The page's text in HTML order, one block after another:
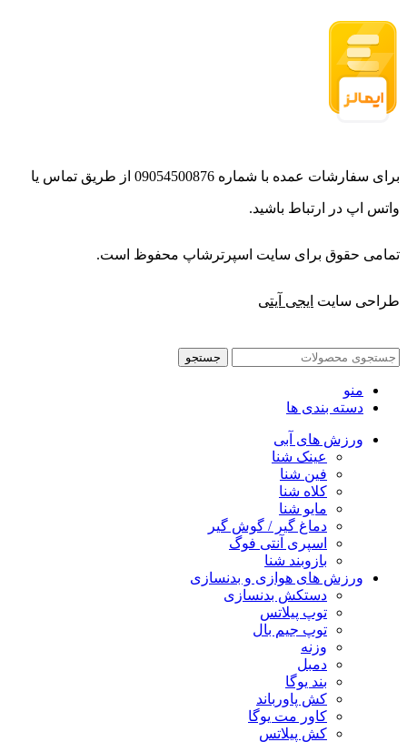
برای سفارشات عمده با شماره 09054500876 از طریق تماس یا
واتس اپ در ارتباط باشید.
تمامی حقوق برای سایت اسپرترشاپ محفوظ است.
طراحی سایت ایجی آیتی
جستجو
منو
دسته بندی ها
ورزش های آبی
عینک شنا
فین شنا
کلاه شنا
مایو شنا
دماغ گیر / گوش گیر
اسپری آنتی فوگ
بازوبند شنا
ورزش های هوازی و بدنسازی
دستکش بدنسازی
توپ پیلاتس
توپ جیم بال
وزنه
دمبل
بند یوگا
کش پاورباند
کاور مت یوگا
کش پیلاتس